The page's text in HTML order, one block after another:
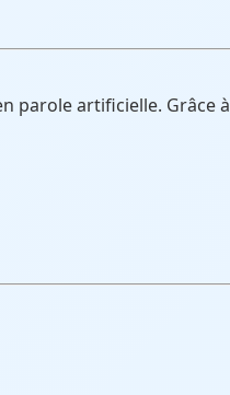
parole artificielle. Grâce à